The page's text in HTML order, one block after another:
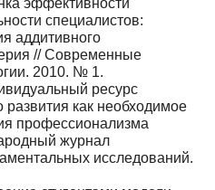
специалистов:
аддитивного
// Современные
2010. № 1.
ресурс
как необходимое
профессионализма
журнал
исследований.